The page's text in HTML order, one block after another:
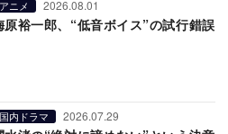
アニメ 2026.08.01
原裕一郎、“低音ボイス”の試行錯誤
国内ドラマ 2026.07.29